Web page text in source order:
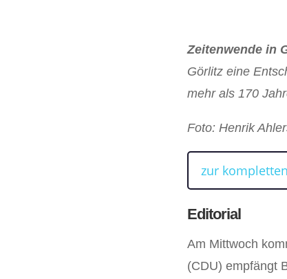
Zeitenwende in
Görlitz eine
mehr als 170
Foto: Henrik
zur
Editorial
Am Mittwoch
(CDU) empfängt